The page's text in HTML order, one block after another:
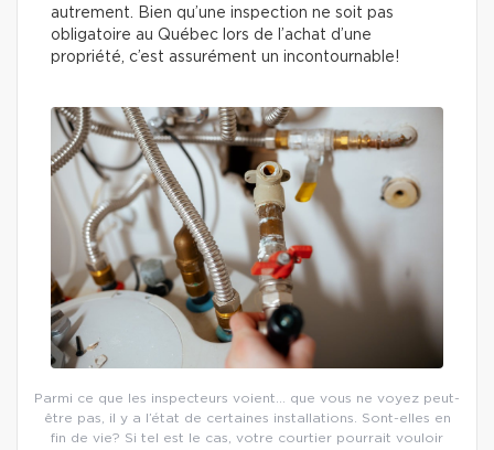
autrement. Bien qu’une inspection ne soit pas
obligatoire au Québec lors de l’achat d’une
propriété, c’est assurément un incontournable!
Parmi ce que les inspecteurs voient… que vous ne voyez peut-
être pas, il y a l’état de certaines installations. Sont-elles en
fin de vie? Si tel est le cas, votre courtier pourrait vouloir